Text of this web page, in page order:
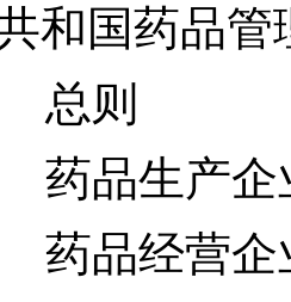
和国药品
则
品生产企
品经营企